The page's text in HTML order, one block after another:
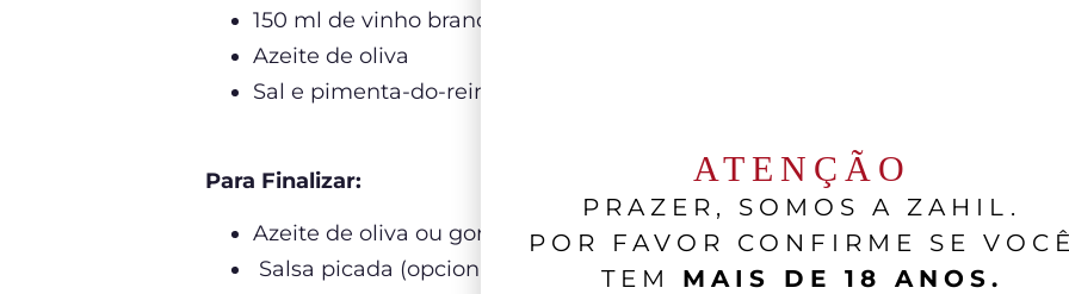
150 ml de vinho branco
Azeite de oliva
Sal e pimenta-do-reino a gosto
Para Finalizar:
Azeite de oliva ou gordura do pato
Salsa picada (opcional)
ATENÇÃO
PRAZER, SOMOS A ZAHIL.
POR FAVOR CONFIRME SE
TEM MAIS DE 18 ANOS.